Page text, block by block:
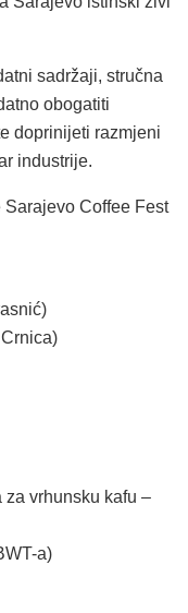
sadržaji, stručna
obogatiti
doprinijeti razmjeni
industrije.
Sarajevo Coffee Fest
za vrhunsku kafu –
a)